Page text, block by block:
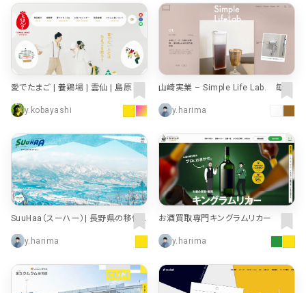
愛でたまご | 養鶏場 | 雲仙 | 島原 | 長
崎 | たまらん堂 | 株式会社松本ポー
トリーy.kobayashi
山崎実業 – Simple Life Lab. 毎日
をちょっと素敵に、ちょっと便利に。
y.harima
SuuHaa（スーハー）| 長野県の移住
y.harima
お酒買取専門キングラムリカー
y.harima